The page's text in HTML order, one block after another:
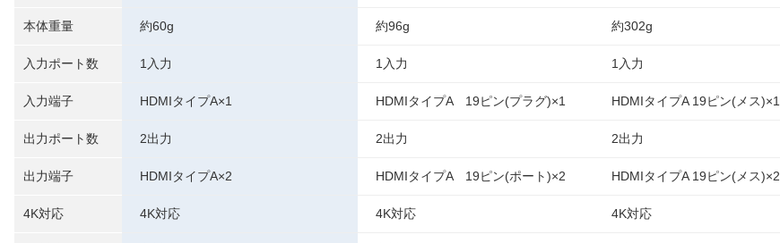
本体重量
入力ポート数
入力端子
出力ポート数
出力端子
4K対応
約60g
1入力
HDMIタイプA×1
2出力
HDMIタイプA×2
4K対応
約96g
1入力
HDMIタイプA 19ピン(プラグ)×1
2出力
HDMIタイプA 19ピン(ポート)×2
4K対応
約302g
1入力
HDMIタイプA 19ピン(メス)×1
2出力
HDMIタイプA 19ピン(メス)×2
4K対応